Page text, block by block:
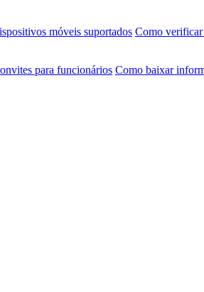
móveis suportados Como verificar
para funcionários Como baixar